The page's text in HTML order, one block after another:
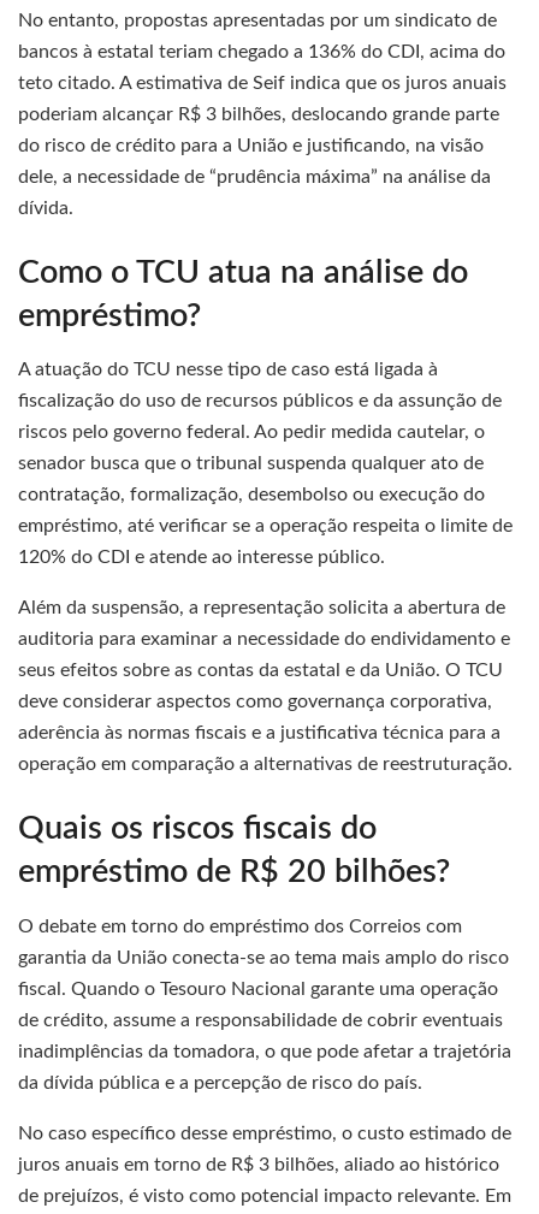
No entanto, propostas apresentadas por um sindicato de
bancos à estatal teriam chegado a 136% do CDI, acima do
teto citado. A estimativa de Seif indica que os juros anuais
poderiam alcançar R$ 3 bilhões, deslocando grande parte
do risco de crédito para a União e justificando, na visão
dele, a necessidade de “prudência máxima” na análise da
dívida.
Como o TCU atua na análise do
empréstimo?
A atuação do TCU nesse tipo de caso está ligada à
fiscalização do uso de recursos públicos e da assunção de
riscos pelo governo federal. Ao pedir medida cautelar, o
senador busca que o tribunal suspenda qualquer ato de
contratação, formalização, desembolso ou execução do
empréstimo, até verificar se a operação respeita o limite de
120% do CDI e atende ao interesse público.
Além da suspensão, a representação solicita a abertura de
auditoria para examinar a necessidade do endividamento e
seus efeitos sobre as contas da estatal e da União. O TCU
deve considerar aspectos como governança corporativa,
aderência às normas fiscais e a justificativa técnica para a
operação em comparação a alternativas de reestruturação.
Quais os riscos fiscais do
empréstimo de R$ 20 bilhões?
O debate em torno do empréstimo dos Correios com
garantia da União conecta-se ao tema mais amplo do risco
fiscal. Quando o Tesouro Nacional garante uma operação
de crédito, assume a responsabilidade de cobrir eventuais
inadimplências da tomadora, o que pode afetar a trajetória
da dívida pública e a percepção de risco do país.
No caso específico desse empréstimo, o custo estimado de
juros anuais em torno de R$ 3 bilhões, aliado ao histórico
de prejuízos, é visto como potencial impacto relevante. Em